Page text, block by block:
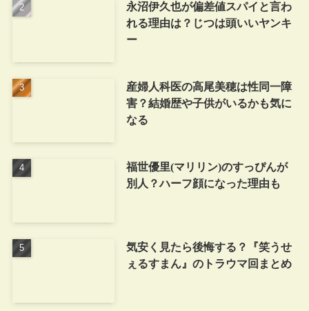
永沼伊久也が偏差値スパイと言わ
れる理由は？じつは頭いいヤンキ
ー
産婦人科医の高尾美穂は性同一障
害？結婚歴や子供がいるかも気に
なる
福世優里(マリリン)のすっぴんが
別人？ハーフ顔になった理由も
気安く見たら後悔する？『笑うせ
ぇるすまん』のトラウマ回まとめ